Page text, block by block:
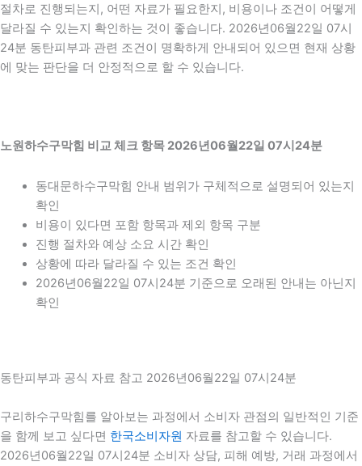
절차로 진행되는지, 어떤 자료가 필요한지, 비용이나 조건이 어떻게
달라질 수 있는지 확인하는 것이 좋습니다. 2026년06월22일 07시
24분 동탄피부과 관련 조건이 명확하게 안내되어 있으면 현재 상황
에 맞는 판단을 더 안정적으로 할 수 있습니다.
노원하수구막힘 비교 체크 항목 2026년06월22일 07시24분
동대문하수구막힘 안내 범위가 구체적으로 설명되어 있는지
확인
비용이 있다면 포함 항목과 제외 항목 구분
진행 절차와 예상 소요 시간 확인
상황에 따라 달라질 수 있는 조건 확인
2026년06월22일 07시24분 기준으로 오래된 안내는 아닌지
확인
동탄피부과 공식 자료 참고 2026년06월22일 07시24분
구리하수구막힘를 알아보는 과정에서 소비자 관점의 일반적인 기준
을 함께 보고 싶다면 한국소비자원 자료를 참고할 수 있습니다.
2026년06월22일 07시24분 소비자 상담, 피해 예방, 거래 과정에서